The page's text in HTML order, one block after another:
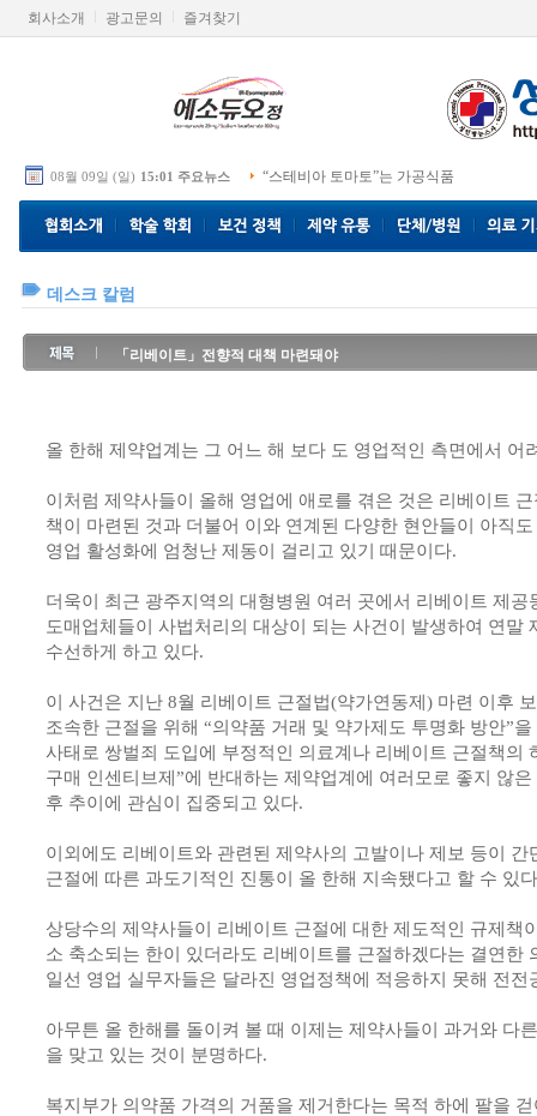
회사소개 광고문의 즐겨찾기
08월 09일 (일) 15:01 주요뉴스 “스테비아 토마토”는 가공식품
데스크 칼럼
「리베이트」전향적 대책 마련돼야
올 한해 제약업계는 그 어느 해 보다 도 영업적인 측면에서 어
이처럼 제약사들이 올해 영업에 애로를 겪은 것은 리베이트
책이 마련된 것과 더불어 이와 연계된 다양한 현안들이 아직
영업 활성화에 엄청난 제동이 걸리고 있기 때문이다.
더욱이 최근 광주지역의 대형병원 여러 곳에서 리베이트 제공
도매업체들이 사법처리의 대상이 되는 사건이 발생하여 연말
수선하게 하고 있다.
이 사건은 지난 8월 리베이트 근절법(약가연동제) 마련 이후
조속한 근절을 위해 “의약품 거래 및 약가제도 투명화 방안”
사태로 쌍벌죄 도입에 부정적인 의료계나 리베이트 근절책의
구매 인센티브제”에 반대하는 제약업계에 여러모로 좋지 않
후 추이에 관심이 집중되고 있다.
이외에도 리베이트와 관련된 제약사의 고발이나 제보 등이
근절에 따른 과도기적인 진통이 올 한해 지속됐다고 할 수 있
상당수의 제약사들이 리베이트 근절에 대한 제도적인 규제책
소 축소되는 한이 있더라도 리베이트를 근절하겠다는 결연한
일선 영업 실무자들은 달라진 영업정책에 적응하지 못해 전전
아무튼 올 한해를 돌이켜 볼 때 이제는 제약사들이 과거와 다
을 맞고 있는 것이 분명하다.
복지부가 의약품 가격의 거품을 제거한다는 목적 하에 팔을